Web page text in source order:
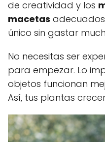
de creatividad y los
macetas
único sin gastar
No necesitas ser
para empezar. Lo
objetos funcionan
Así, tus plantas